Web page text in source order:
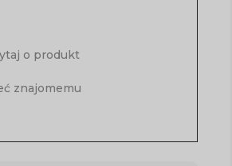
o produkt
znajomemu